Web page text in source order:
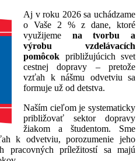
Aj v roku 2026 sa uchádzame
o Vaše 2 % z dane, ktoré
využijeme na tvorbu a
výrobu vzdelávacích
pomôcok približujúcich svet
cestnej dopravy – pretože
vzťah k nášmu odvetviu sa
formuje už od detstva.
Naším cieľom je systematicky
približovať sektor dopravy
žiakom a študentom. Sme
k odvetviu, porozumenie jeho
pracovných príležitostí sa majú